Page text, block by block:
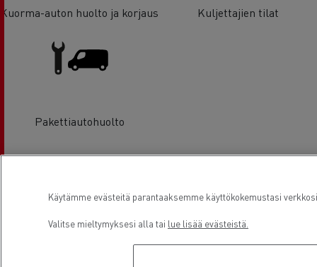
Kuorma-auton huolto ja korjaus Kuljettajien tilat
Pakettiautohuolto
Käytämme evästeitä parantaaksemme käyttökokemustasi
Valitse mieltymyksesi alla tai lue lisää evästeistä.